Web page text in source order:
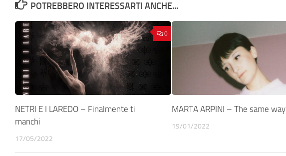
POTREBBERO INTERESSARTI ANCHE...
0
NETRI E I LAREDO – Finalmente ti
manchi
17/05/2022
MARTA ARPINI – The same way
19/01/2022